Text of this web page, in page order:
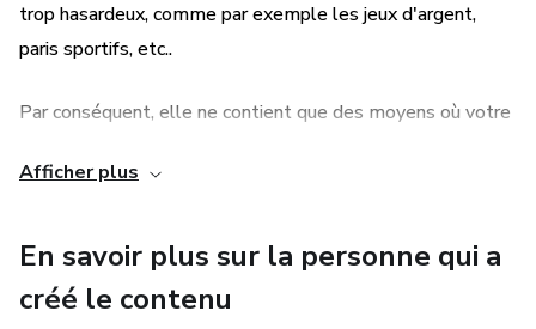
trop hasardeux, comme par exemple les jeux d'argent,
paris sportifs, etc..
Par conséquent, elle ne contient que des moyens où votre
d'exécution et de rentabilité, leur difficulté d'exécution,
leur niveau de connaissance requis et le temps nécessaire
à leur consacrer au quotidien.
Afficher plus
En savoir plus sur la personne qui a
créé le contenu